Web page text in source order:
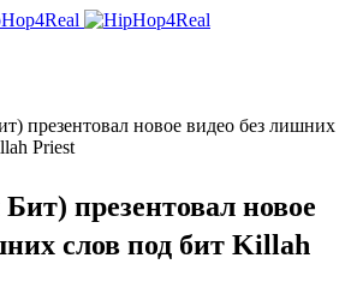
презентовал новое видео без лишних
Priest
презентовал новое
слов под бит Killah